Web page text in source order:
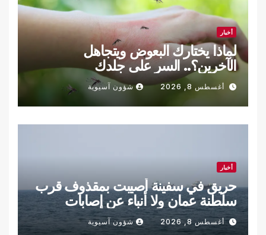
أخبار
لماذا يختارك البعوض ويتجاهل
الآخرين؟.. السر على جلدك
أغسطس 8, 2026 شؤون آسيوية
أخبار
حريق في سفينة أصيبت بمقذوف قرب
سلطنة عمان ولا أنباء عن إصابات
أغسطس 8, 2026 شؤون آسيوية